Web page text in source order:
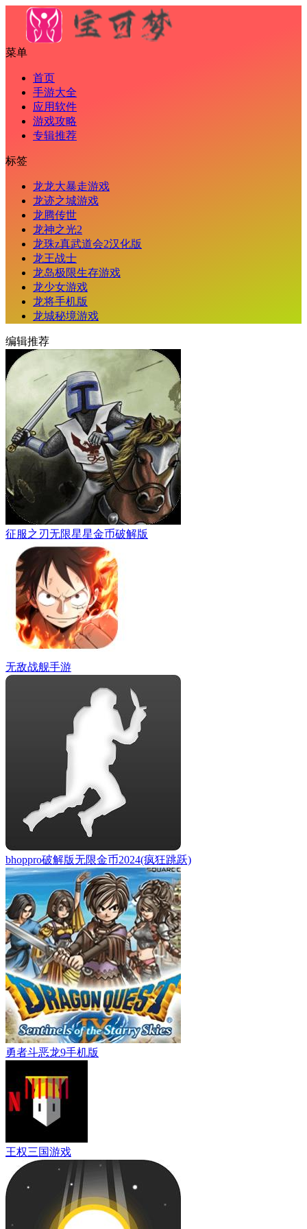
菜单
首页
手游大全
应用软件
游戏攻略
专辑推荐
标签
龙龙大暴走游戏
龙迹之城游戏
龙腾传世
龙神之光2
龙珠z真武道会2汉化版
龙王战士
龙岛极限生存游戏
龙少女游戏
龙将手机版
龙城秘境游戏
编辑推荐
征服之刃无限星星金币破解版
无敌战舰手游
bhoppro破解版无限金币2024(疯狂跳跃)
勇者斗恶龙9手机版
王权三国游戏